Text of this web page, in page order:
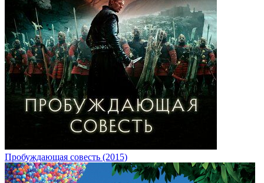
Пробуждающая совесть (2015)